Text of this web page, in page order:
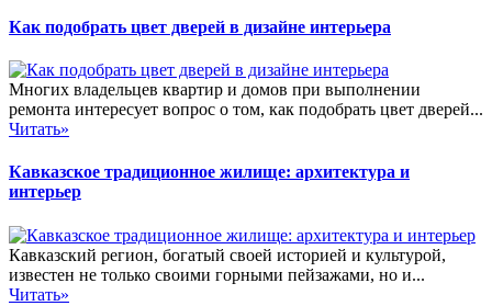
Как подобрать цвет дверей в дизайне интерьера
Многих владельцев квартир и домов при выполнении
ремонта интересует вопрос о том, как подобрать цвет дверей...
Читать»
Кавказское традиционное жилище: архитектура и
интерьер
Кавказский регион, богатый своей историей и культурой,
известен не только своими горными пейзажами, но и...
Читать»